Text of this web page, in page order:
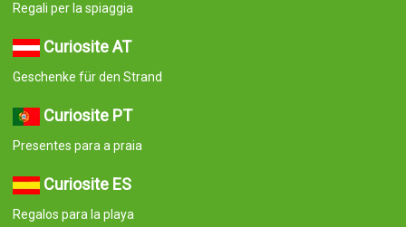
Regali per la spiaggia
Curiosite AT
Geschenke für den Strand
Curiosite PT
Presentes para a praia
Curiosite ES
Regalos para la playa